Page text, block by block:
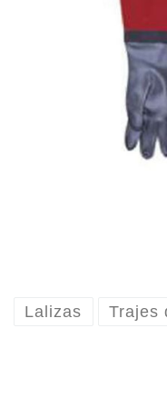
Lalizas Trajes